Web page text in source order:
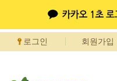
로그인 회원가입